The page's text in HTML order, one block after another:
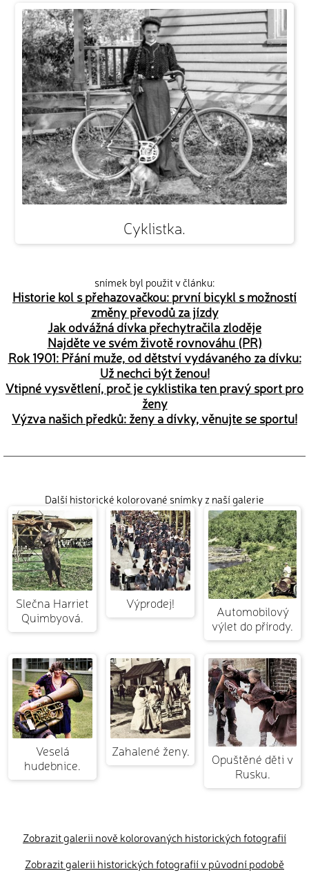
Cyklistka.
snímek byl použit v článku:
Historie kol s přehazovačkou: první bicykl s možností
změny převodů za jízdy
Jak odvážná dívka přechytračila zloděje
Najděte ve svém životě rovnováhu (PR)
Rok 1901: Přání muže, od dětství vydávaného za dívku:
Už nechci být ženou!
Vtipné vysvětlení, proč je cyklistika ten pravý sport pro
ženy
Výzva našich předků: ženy a dívky, věnujte se sportu!
Další historické kolorované snímky z naší galerie
Slečna Harriet
Quimbyová.
Výprodej!
Automobilový
výlet do přírody.
Veselá
hudebnice.
Zahalené ženy.
Opuštěné děti v
Rusku.
Zobrazit galerii nově kolorovaných historických fotografií
Zobrazit galerii historických fotografií v původní podobě